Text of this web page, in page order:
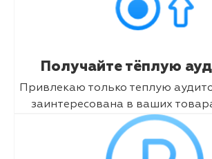
Получайте тёплую
Привлекаю только теплую
заинтересована в ваших